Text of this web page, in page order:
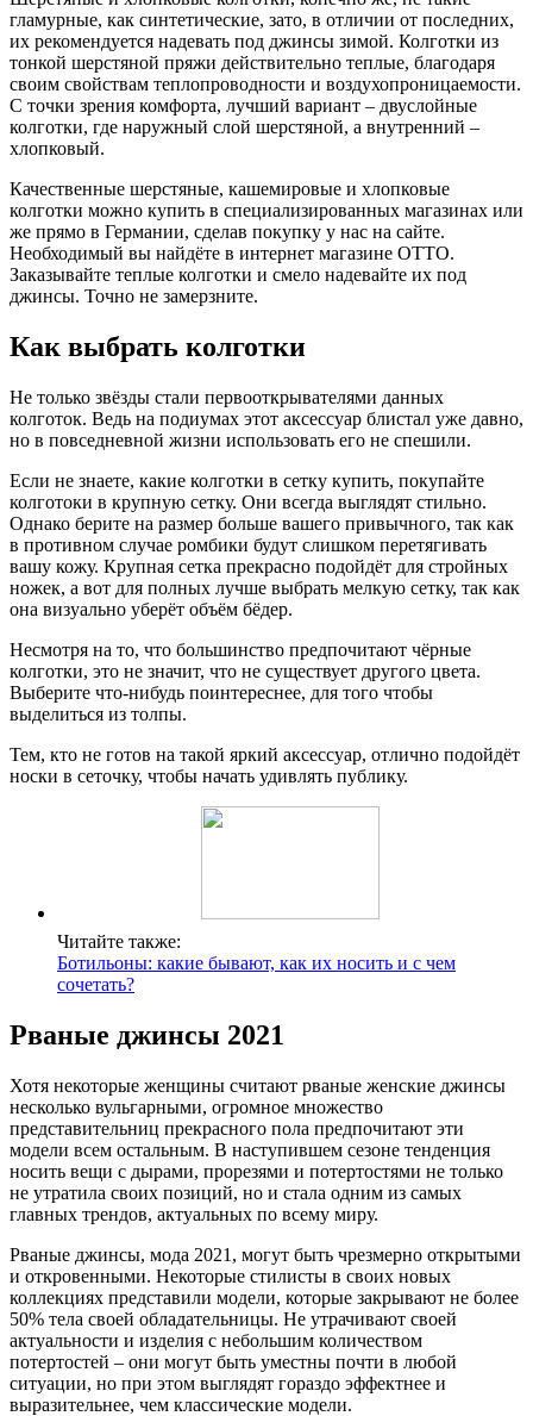
гламурные, как синтетические, зато, в отличии от последних,
их рекомендуется надевать под джинсы зимой. Колготки из
тонкой шерстяной пряжи действительно теплые, благодаря
своим свойствам теплопроводности и воздухопроницаемости.
С точки зрения комфорта, лучший вариант – двуслойные
колготки, где наружный слой шерстяной, а внутренний –
хлопковый.
Качественные шерстяные, кашемировые и хлопковые
колготки можно купить в специализированных магазинах или
же прямо в Германии, сделав покупку у нас на сайте.
Необходимый вы найдёте в интернет магазине ОТТО.
Заказывайте теплые колготки и смело надевайте их под
джинсы. Точно не замерзните.
Как выбрать колготки
Не только звёзды стали первооткрывателями данных
колготок. Ведь на подиумах этот аксессуар блистал уже давно,
но в повседневной жизни использовать его не спешили.
Если не знаете, какие колготки в сетку купить, покупайте
колготоки в крупную сетку. Они всегда выглядят стильно.
Однако берите на размер больше вашего привычного, так как
в противном случае ромбики будут слишком перетягивать
вашу кожу. Крупная сетка прекрасно подойдёт для стройных
ножек, а вот для полных лучше выбрать мелкую сетку, так как
она визуально уберёт объём бёдер.
Несмотря на то, что большинство предпочитают чёрные
колготки, это не значит, что не существует другого цвета.
Выберите что-нибудь поинтереснее, для того чтобы
выделиться из толпы.
Тем, кто не готов на такой яркий аксессуар, отлично подойдёт
носки в сеточку, чтобы начать удивлять публику.
Читайте также:
Ботильоны: какие бывают, как их носить и с чем
сочетать?
Рваные джинсы 2021
Хотя некоторые женщины считают рваные женские джинсы
несколько вульгарными, огромное множество
представительниц прекрасного пола предпочитают эти
модели всем остальным. В наступившем сезоне тенденция
носить вещи с дырами, прорезями и потертостями не только
не утратила своих позиций, но и стала одним из самых
главных трендов, актуальных по всему миру.
Рваные джинсы, мода 2021, могут быть чрезмерно открытыми
и откровенными. Некоторые стилисты в своих новых
коллекциях представили модели, которые закрывают не более
50% тела своей обладательницы. Не утрачивают своей
актуальности и изделия с небольшим количеством
потертостей – они могут быть уместны почти в любой
ситуации, но при этом выглядят гораздо эффектнее и
выразительнее, чем классические модели.